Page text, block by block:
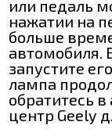
или педаль
нажатии на
больше
автомобиля.
запустите
лампа
обратитесь
центр Geely